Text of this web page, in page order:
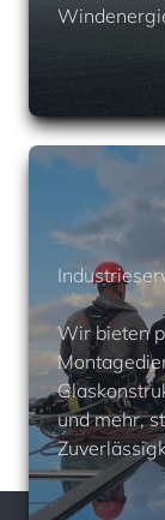
Wir bieten
und mehr,